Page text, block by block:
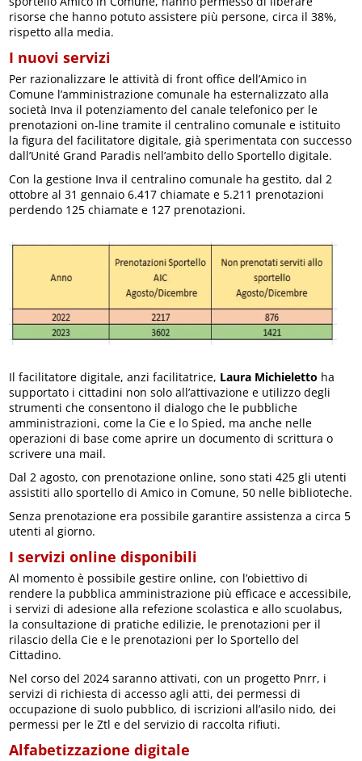
risorse che hanno potuto assistere più persone, circa il 38%,
rispetto alla media.
I nuovi servizi
Per razionalizzare le attività di front office dell’Amico in
Comune l’amministrazione comunale ha esternalizzato alla
società Inva il potenziamento del canale telefonico per le
prenotazioni on-line tramite il centralino comunale e istituito
la figura del facilitatore digitale, già sperimentata con successo
dall’Unité Grand Paradis nell’ambito dello Sportello digitale.
Con la gestione Inva il centralino comunale ha gestito, dal 2
ottobre al 31 gennaio 6.417 chiamate e 5.211 prenotazioni
perdendo 125 chiamate e 127 prenotazioni.
Il facilitatore digitale, anzi facilitatrice, Laura Michieletto ha
supportato i cittadini non solo all’attivazione e utilizzo degli
strumenti che consentono il dialogo che le pubbliche
amministrazioni, come la Cie e lo Spied, ma anche nelle
operazioni di base come aprire un documento di scrittura o
scrivere una mail.
Dal 2 agosto, con prenotazione online, sono stati 425 gli utenti
assistiti allo sportello di Amico in Comune, 50 nelle biblioteche.
Senza prenotazione era possibile garantire assistenza a circa 5
utenti al giorno.
I servizi online disponibili
Al momento è possibile gestire online, con l’obiettivo di
rendere la pubblica amministrazione più efficace e accessibile,
i servizi di adesione alla refezione scolastica e allo scuolabus,
la consultazione di pratiche edilizie, le prenotazioni per il
rilascio della Cie e le prenotazioni per lo Sportello del
Cittadino.
Nel corso del 2024 saranno attivati, con un progetto Pnrr, i
servizi di richiesta di accesso agli atti, dei permessi di
occupazione di suolo pubblico, di iscrizioni all’asilo nido, dei
permessi per le Ztl e del servizio di raccolta rifiuti.
Alfabetizzazione digitale